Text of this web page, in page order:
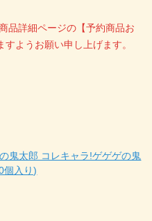
品詳細ページの【予約商品お
ようお願い申し上げます。
鬼太郎 コレキャラ!ゲゲゲの鬼
個入り)